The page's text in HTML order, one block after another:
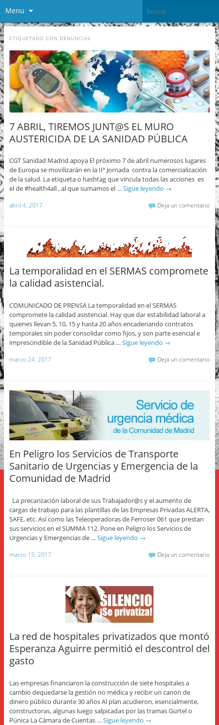
Menu
ETIQUETADO CON DENUNCIAS
7 ABRIL, TIREMOS JUNT@S EL MURO
AUSTERICIDA DE LA SANIDAD PÚBLICA
CGT Sanidad Madrid apoya El próximo 7 de abril numerosos lugares
de Europa se movilizarán en la IIª Jornada contra la comercialización
de la salud. La etiqueta o hashtag que vincula todas las acciones es
el de #health4all , al que sumamos el … Sigue leyendo →
abril 4, 2017 Deja un comentario
La temporalidad en el SERMAS compromete
la calidad asistencial.
COMUNICADO DE PRENSA La temporalidad en el SERMAS
compromete la calidad asistencial. Hay que dar estabilidad laboral a
quienes llevan 5, 10, 15 y hasta 20 años encadenando contratos
temporales sin poder consolidar como fijos, y son parte esencial e
imprescindible de la Sanidad Pública … Sigue leyendo →
marzo 24, 2017 Deja un comentario
En Peligro los Servicios de Transporte
Sanitario de Urgencias y Emergencia de la
Comunidad de Madrid
La precarización laboral de sus Trabajador@s y el aumento de
cargas de trabajo para las plantillas de las Empresas Privadas ALERTA,
SAFE, etc. Así como las Teleoperadoras de Ferroser 061 que prestan
sus servicios en el SUMMA 112. Pone en Peligro los Servicios de
Urgencias y Emergencias de … Sigue leyendo →
marzo 15, 2017 Deja un comentario
La red de hospitales privatizados que montó
Esperanza Aguirre permitió el descontrol del
gasto
Las empresas financiaron la construcción de siete hospitales a
cambio dequedarse la gestión no médica y recibir un canon de
dinero público durante 30 años Al plan acudieron, esencialmente,
constructoras, algunas luego salpicadas por las tramas Gürtel o
Púnica La Cámara de Cuentas … Sigue leyendo →